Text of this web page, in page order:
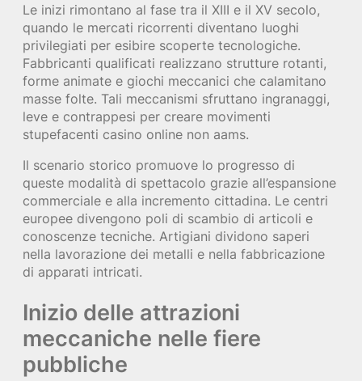
Le inizi rimontano al fase tra il XIII e il XV secolo,
quando le mercati ricorrenti diventano luoghi
privilegiati per esibire scoperte tecnologiche.
Fabbricanti qualificati realizzano strutture rotanti,
forme animate e giochi meccanici che calamitano
masse folte. Tali meccanismi sfruttano ingranaggi,
leve e contrappesi per creare movimenti
stupefacenti casino online non aams.
Il scenario storico promuove lo progresso di
queste modalità di spettacolo grazie all’espansione
commerciale e alla incremento cittadina. Le centri
europee divengono poli di scambio di articoli e
conoscenze tecniche. Artigiani dividono saperi
nella lavorazione dei metalli e nella fabbricazione
di apparati intricati.
Inizio delle attrazioni
meccaniche nelle fiere
pubbliche